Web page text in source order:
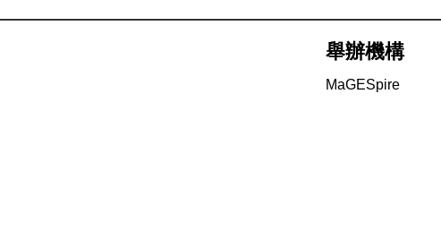
舉辦機構
MaGESpire